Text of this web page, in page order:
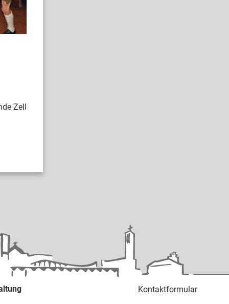
Zell
Kontaktformular